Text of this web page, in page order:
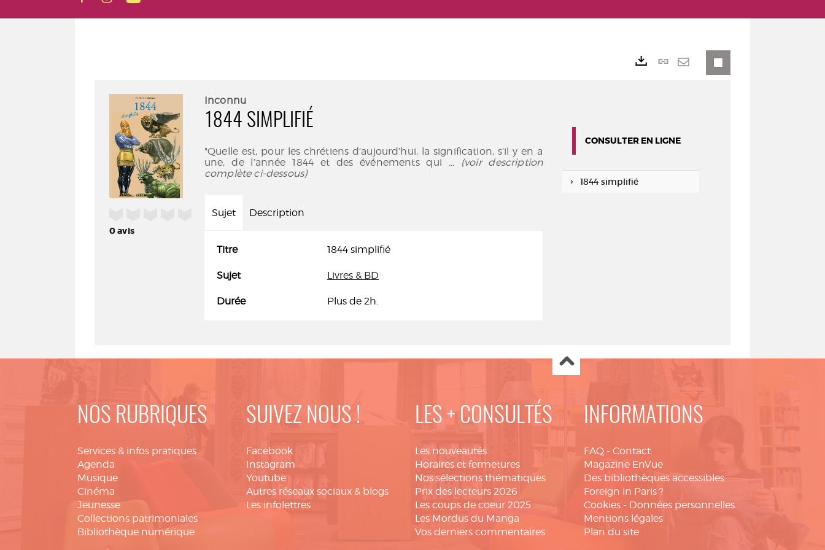
0avis
Inconnu
1844 SIMPLIFIÉ
"Quelle est, pour les chrétiens d’aujourd’hui, la signification, s’il y en a
une, de l’année 1844 et des événements qui ... (voir description
complète ci-dessous)
Sujet Description
Titre 1844 simplifié
Sujet Livres & BD
Durée Plus de 2h.
Lien
CONSULTER EN LIGNE
1844 simplifié
NOS RUBRIQUES
Services & infos pratiques
Agenda
Musique
Cinéma
Jeunesse
Collections patrimoniales
Bibliothèque numérique
SUIVEZ NOUS !
Facebook
Instagram
Youtube
Autres réseaux sociaux & blogs
Les infolettres
LES + CONSULTÉS
Les nouveautés
Horaires et fermetures
Nos sélections thématiques
Prix des lecteurs 2026
Les coups de coeur 2025
Les Mordus du Manga
Vos derniers commentaires
INFORMATIONS
FAQ - Contact
Magazine EnVue
Des bibliothèques accessibles
Foreign in Paris ?
Cookies - Données personnelles
Mentions légales
Plan du site